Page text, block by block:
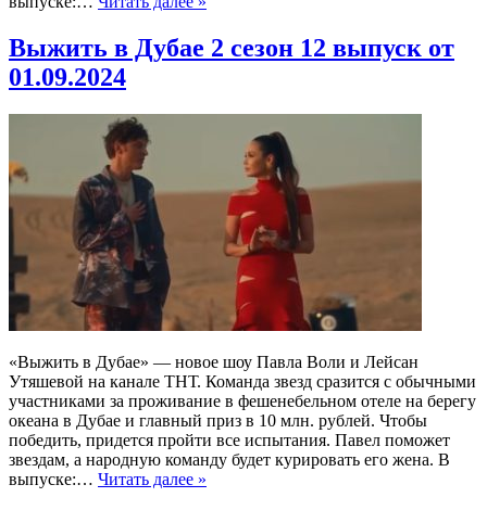
Выжить в Дубае 2 сезон 12 выпуск от
01.09.2024
«Выжить в Дубае» — новое шоу Павла Воли и Лейсан
Утяшевой на канале ТНТ. Команда звезд сразится с обычными
участниками за проживание в фешенебельном отеле на берегу
океана в Дубае и главный приз в 10 млн. рублей. Чтобы
победить, придется пройти все испытания. Павел поможет
звездам, а народную команду будет курировать его жена. В
выпуске:… Читать далее »